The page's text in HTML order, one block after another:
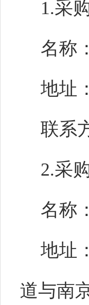
1.采
名称
地址
联系
2.采
名称
地址
道与南